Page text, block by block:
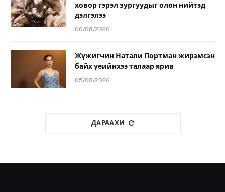
ховор гэрэл зургуудыг олон нийтэд
дэлгэлээ
06/08/2026
Жүжигчин Натали Портман жирэмсэн
байх үеийнхээ талаар ярив
05/08/2026
ДАРААХИ